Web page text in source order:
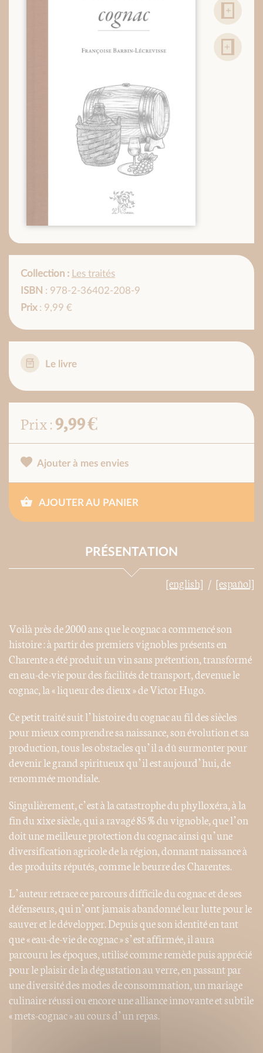
Collection : Les traités
ISBN : 978-2-36402-208-9
Prix: 9,99 €
Le livre
Prix :9,99 €
Ajouter à mes envies
AJOUTER AU PANIER
PRÉSENTATION
[english] [español]
Voilà près de 2000 ans que le cognac a commencé son
histoire : à partir des premiers vignobles présents en
Charente a été produit un vin sans prétention, transformé
en eau-de-vie pour des facilités de transport, devenue le
cognac, la « liqueur des dieux » de Victor Hugo.
Ce petit traité suit l’histoire du cognac au fil des siècles
pour mieux comprendre sa naissance, son évolution et sa
production, tous les obstacles qu’il a dû surmonter pour
devenir le grand spiritueux qu’il est aujourd’hui, de
renommée mondiale.
Singulièrement, c’est à la catastrophe du phylloxéra, à la
fin du xixe siècle, qui a ravagé 85 % du vignoble, que l’on
doit une meilleure protection du cognac ainsi qu’une
diversification agricole de la région, donnant naissance à
des produits réputés, comme le beurre des Charentes.
L’auteur retrace ce parcours difficile du cognac et de ses
défenseurs, qui n’ont jamais abandonné leur lutte pour le
sauver et le développer. Depuis que son identité en tant
que « eau-de-vie de cognac » s’est affirmée, il aura
parcouru les époques, utilisé comme remède puis apprécié
pour le plaisir de la dégustation au verre, en passant par
une diversité des modes de consommation, un mariage
culinaire réussi ou encore une alliance innovante et subtile
« mets-cognac » au cours d’un repas.